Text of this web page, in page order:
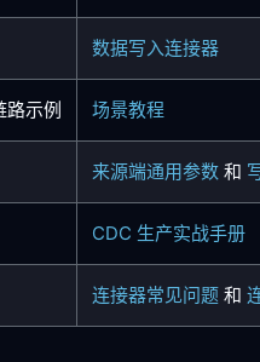
数据写入连接器
路示例 场景教程
来源端通用参数 和
CDC 生产实战手册
连接器常见问题 和